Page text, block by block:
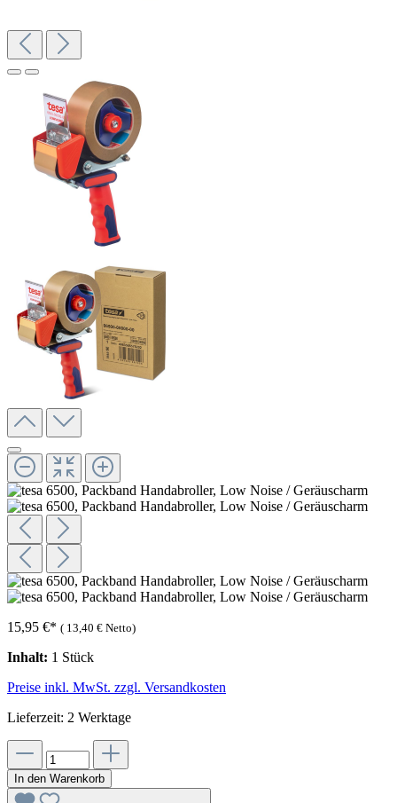
15,95 €* ( 13,40 € Netto)
Inhalt: 1 Stück
Preise inkl. MwSt. zzgl. Versandkosten
Lieferzeit: 2 Werktage
In den Warenkorb